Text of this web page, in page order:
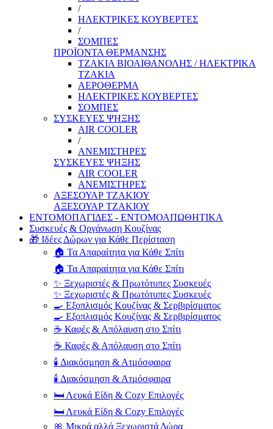
/
ΗΛΕΚΤΡΙΚΕΣ ΚΟΥΒΕΡΤΕΣ
/
ΣΟΜΠΕΣ
ΠΡΟΪΟΝΤΑ ΘΕΡΜΑΝΣΗΣ
ΤΖΑΚΙΑ ΒΙΟΑΙΘΑΝΟΛΗΣ / ΗΛΕΚΤΡΙΚΑ
ΤΖΑΚΙΑ
ΑΕΡΟΘΕΡΜΑ
ΗΛΕΚΤΡΙΚΕΣ ΚΟΥΒΕΡΤΕΣ
ΣΟΜΠΕΣ
ΣΥΣΚΕΥΕΣ ΨΗΞΗΣ
AIR COOLER
/
ΑΝΕΜΙΣΤΗΡΕΣ
ΣΥΣΚΕΥΕΣ ΨΗΞΗΣ
AIR COOLER
ΑΝΕΜΙΣΤΗΡΕΣ
ΑΞΕΣΟΥΑΡ ΤΖΑΚΙΟΥ
ΑΞΕΣΟΥΑΡ ΤΖΑΚΙΟΥ
ΕΝΤΟΜΟΠΑΓΙΔΕΣ - ΕΝΤΟΜΟΑΠΩΘΗΤΙΚΑ
Συσκευές & Οργάνωση Κουζίνας
🎁 Ιδέες Δώρων για Κάθε Περίσταση
🏠 Τα Απαραίτητα για Κάθε Σπίτι
🏠 Τα Απαραίτητα για Κάθε Σπίτι
✨ Ξεχωριστές & Πρωτότυπες Συσκευές
✨ Ξεχωριστές & Πρωτότυπες Συσκευές
🍳 Εξοπλισμός Κουζίνας & Σερβιρίσματος
🍳 Εξοπλισμός Κουζίνας & Σερβιρίσματος
☕ Καφές & Απόλαυση στο Σπίτι
☕ Καφές & Απόλαυση στο Σπίτι
🕯️ Διακόσμηση & Ατμόσφαιρα
🕯️ Διακόσμηση & Ατμόσφαιρα
🛏️ Λευκά Είδη & Cozy Επιλογές
🛏️ Λευκά Είδη & Cozy Επιλογές
🎀 Μικρά αλλά Ξεχωριστά Δώρα